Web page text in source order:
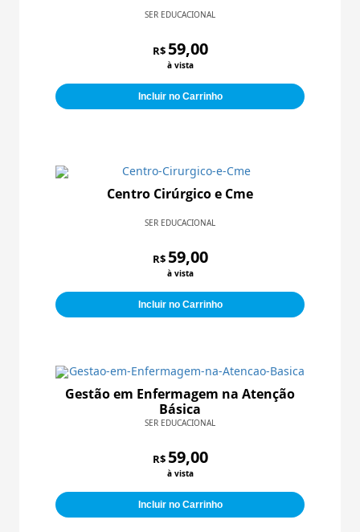
SER EDUCACIONAL
R$ 59,00
à vista
Incluir no Carrinho
Centro Cirúrgico e Cme
SER EDUCACIONAL
R$ 59,00
à vista
Incluir no Carrinho
Gestão em Enfermagem na Atenção
Básica
SER EDUCACIONAL
R$ 59,00
à vista
Incluir no Carrinho